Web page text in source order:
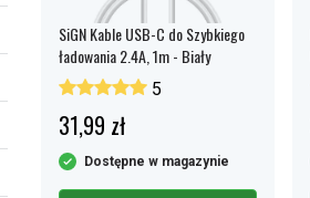
SiGN Kable USB-C do Szybkiego
ładowania 2.4A, 1m - Biały
5
31,99 zł
Dostępne w magazynie